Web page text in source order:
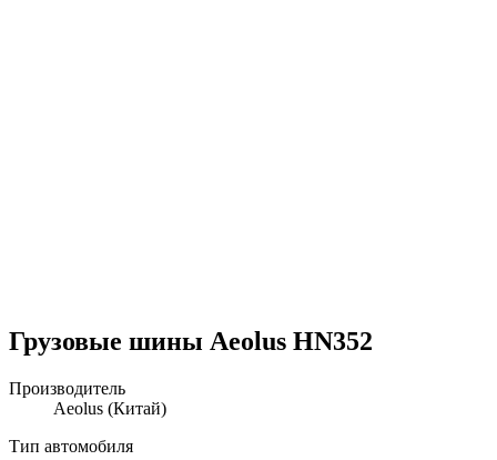
Грузовые шины Aeolus HN352
Производитель
Aeolus (Китай)
Тип автомобиля